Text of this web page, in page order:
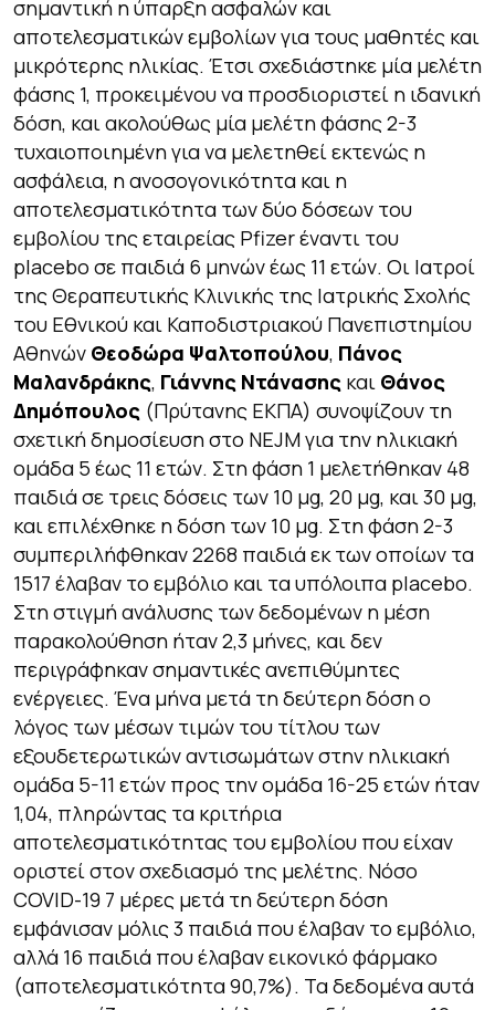
σημαντική η ύπαρξη ασφαλών και
αποτελεσματικών εμβολίων για τους μαθητές και
μικρότερης ηλικίας. Έτσι σχεδιάστηκε μία μελέτη
φάσης 1, προκειμένου να προσδιοριστεί η ιδανική
δόση, και ακολούθως μία μελέτη φάσης 2-3
τυχαιοποιημένη για να μελετηθεί εκτενώς η
ασφάλεια, η ανοσογονικότητα και η
αποτελεσματικότητα των δύο δόσεων του
εμβολίου της εταιρείας Pfizer έναντι του
placebo σε παιδιά 6 μηνών έως 11 ετών. Οι Ιατροί
της Θεραπευτικής Κλινικής της Ιατρικής Σχολής
του Εθνικού και Καποδιστριακού Πανεπιστημίου
Αθηνών Θεοδώρα Ψαλτοπούλου, Πάνος
Μαλανδράκης, Γιάννης Ντάνασης και Θάνος
Δημόπουλος (Πρύτανης ΕΚΠΑ) συνοψίζουν τη
σχετική δημοσίευση στο NEJM για την ηλικιακή
ομάδα 5 έως 11 ετών. Στη φάση 1 μελετήθηκαν 48
παιδιά σε τρεις δόσεις των 10 μg, 20 μg, και 30 μg,
και επιλέχθηκε η δόση των 10 μg. Στη φάση 2-3
συμπεριλήφθηκαν 2268 παιδιά εκ των οποίων τα
1517 έλαβαν το εμβόλιο και τα υπόλοιπα placebo.
Στη στιγμή ανάλυσης των δεδομένων η μέση
παρακολούθηση ήταν 2,3 μήνες, και δεν
περιγράφηκαν σημαντικές ανεπιθύμητες
ενέργειες. Ένα μήνα μετά τη δεύτερη δόση ο
λόγος των μέσων τιμών του τίτλου των
εξουδετερωτικών αντισωμάτων στην ηλικιακή
ομάδα 5-11 ετών προς την ομάδα 16-25 ετών ήταν
1,04, πληρώντας τα κριτήρια
αποτελεσματικότητας του εμβολίου που είχαν
οριστεί στον σχεδιασμό της μελέτης. Νόσο
COVID-19 7 μέρες μετά τη δεύτερη δόση
εμφάνισαν μόλις 3 παιδιά που έλαβαν το εμβόλιο,
αλλά 16 παιδιά που έλαβαν εικονικό φάρμακο
(αποτελεσματικότητα 90,7%). Τα δεδομένα αυτά